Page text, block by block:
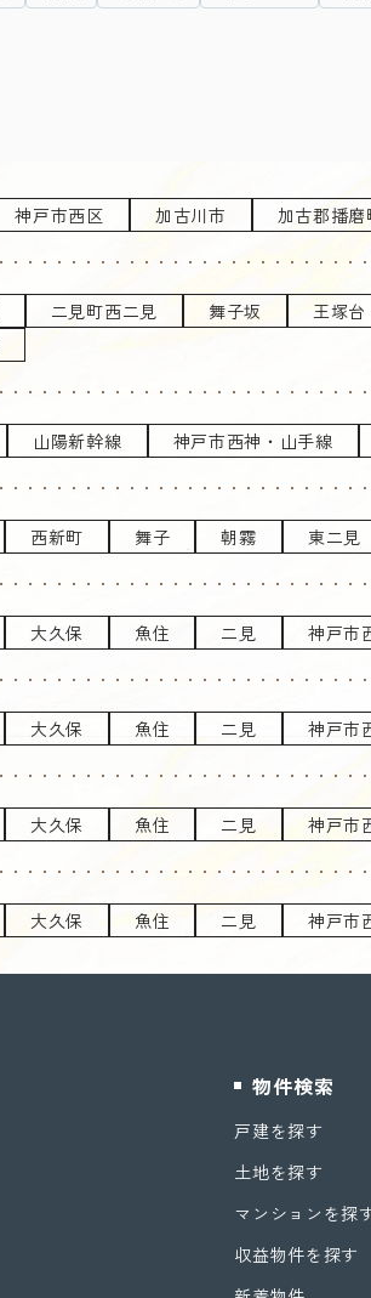
神戸市西区 加古川市 加古郡播磨
二見町西二見 舞子坂 王塚台
山陽新幹線 神戸市西神・山手線
西新町 舞子 朝霧 東二見
大久保 魚住 二見 神戸市
大久保 魚住 二見 神戸市
大久保 魚住 二見 神戸市
大久保 魚住 二見 神戸市
物件検索
戸建を探す
土地を探す
マンションを探
収益物件を探す